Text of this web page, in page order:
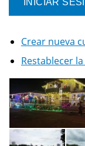
Crear nueva
Restablecer